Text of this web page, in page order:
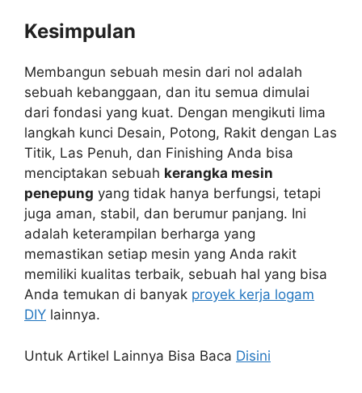
Kesimpulan
Membangun sebuah mesin dari nol adalah
sebuah kebanggaan, dan itu semua dimulai
dari fondasi yang kuat. Dengan mengikuti lima
langkah kunci Desain, Potong, Rakit dengan Las
Titik, Las Penuh, dan Finishing Anda bisa
menciptakan sebuah kerangka mesin
penepung yang tidak hanya berfungsi, tetapi
juga aman, stabil, dan berumur panjang. Ini
adalah keterampilan berharga yang
memastikan setiap mesin yang Anda rakit
memiliki kualitas terbaik, sebuah hal yang bisa
Anda temukan di banyak proyek kerja logam
DIY lainnya.
Untuk Artikel Lainnya Bisa Baca Disini